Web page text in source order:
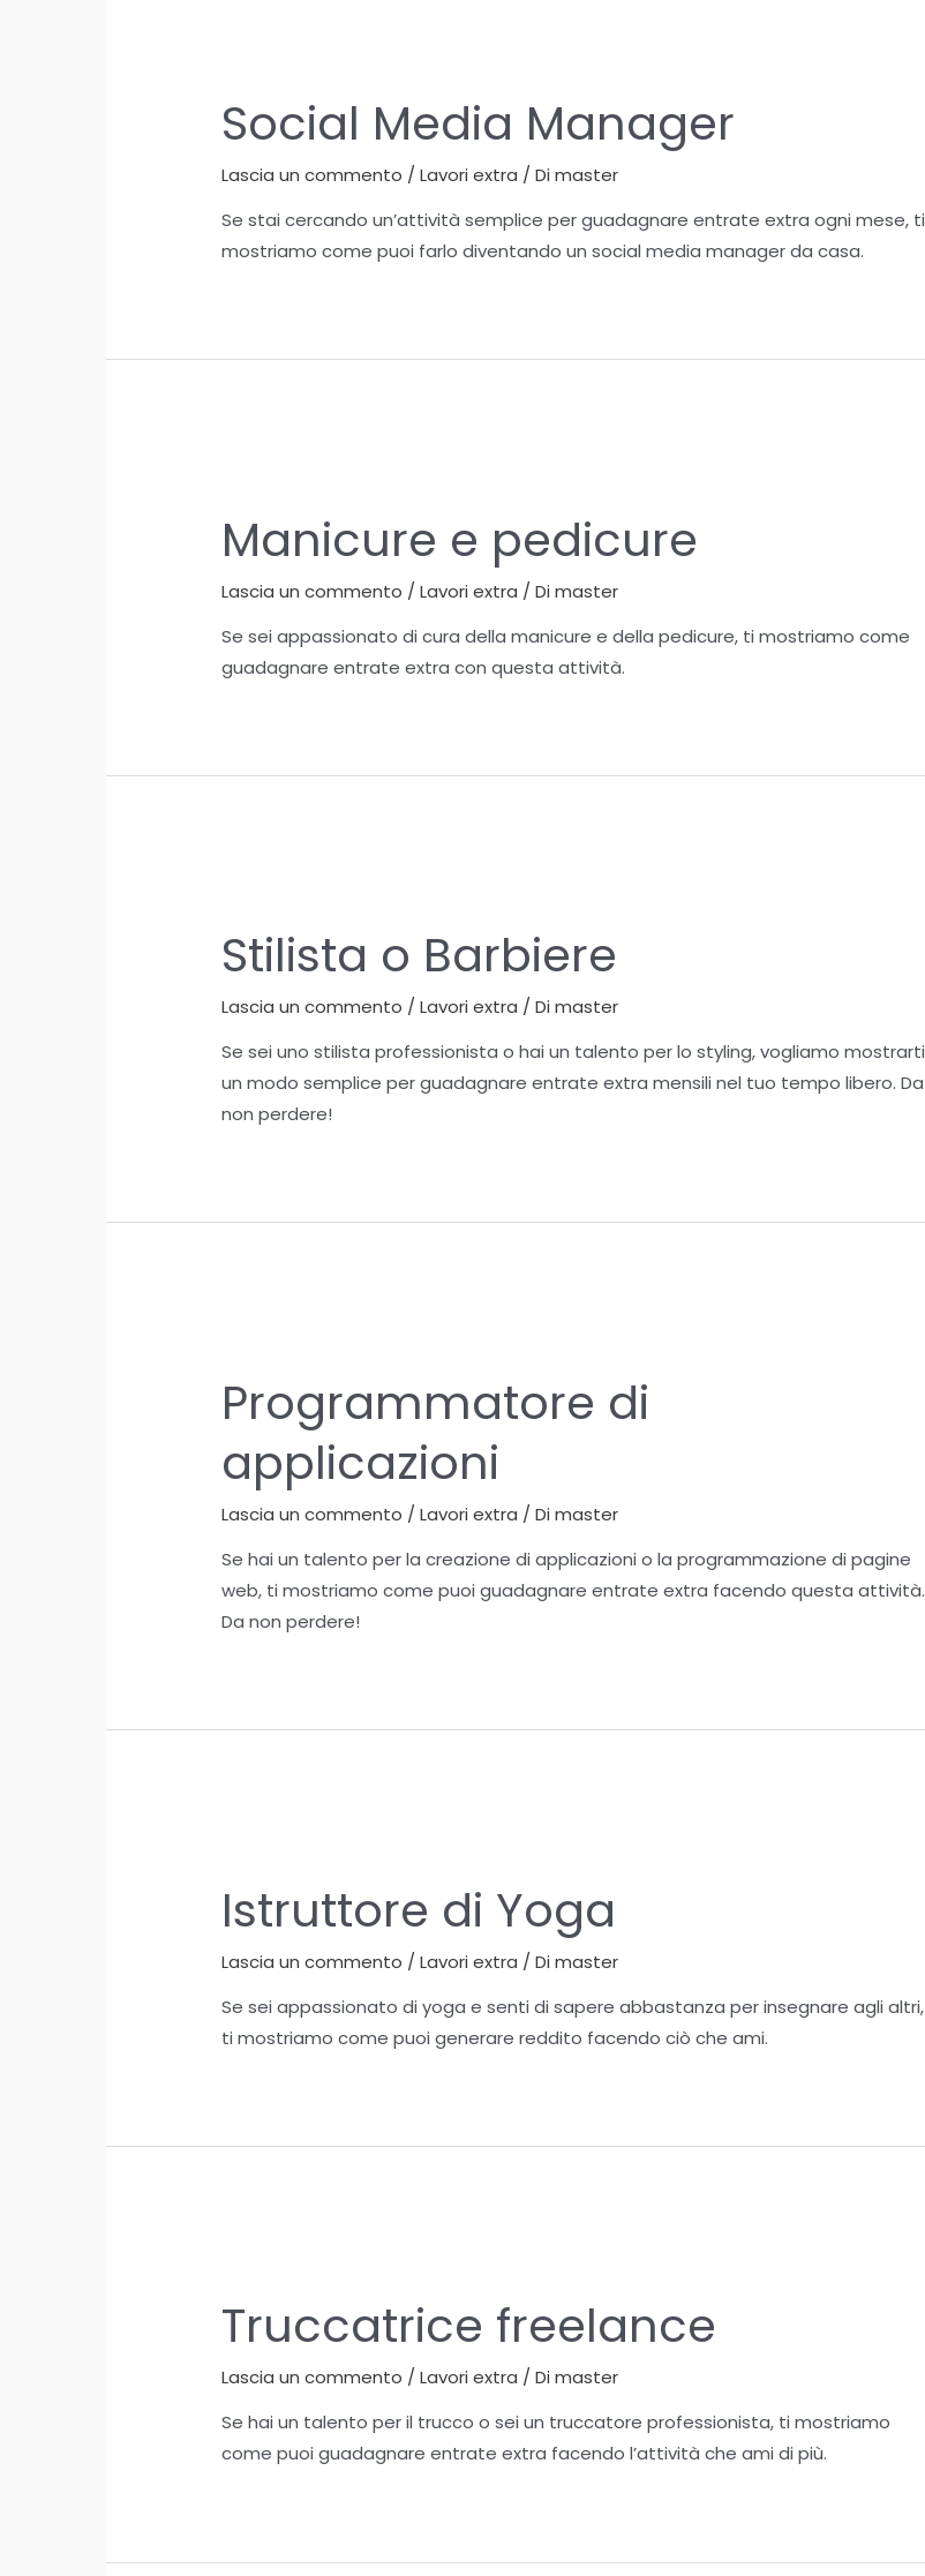
Social Media Manager
Lascia un commento /Lavori extra / Dimaster
Se stai cercando un’attività semplice per guadagnare entrate extra ogni mese, ti
mostriamo come puoi farlo diventando un social media manager da casa.
Manicure e pedicure
Lascia un commento /Lavori extra / Dimaster
Se sei appassionato di cura della manicure e della pedicure, ti mostriamo come
guadagnare entrate extra con questa attività.
Stilista o Barbiere
Lascia un commento /Lavori extra / Dimaster
Se sei uno stilista professionista o hai un talento per lo styling, vogliamo mostrarti
un modo semplice per guadagnare entrate extra mensili nel tuo tempo libero. Da
non perdere!
Programmatore di
applicazioni
Lascia un commento /Lavori extra / Dimaster
Se hai un talento per la creazione di applicazioni o la programmazione di pagine
web, ti mostriamo come puoi guadagnare entrate extra facendo questa attività.
Da non perdere!
Istruttore di Yoga
Lascia un commento /Lavori extra / Dimaster
Se sei appassionato di yoga e senti di sapere abbastanza per insegnare agli altri,
ti mostriamo come puoi generare reddito facendo ciò che ami.
Truccatrice freelance
Lascia un commento /Lavori extra / Dimaster
Se hai un talento per il trucco o sei un truccatore professionista, ti mostriamo
come puoi guadagnare entrate extra facendo l’attività che ami di più.